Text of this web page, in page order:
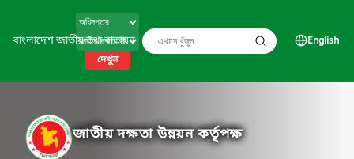
বাংলাদেশ জাতীয় তথ্য বাতায়ন
দেখুন
English
জাতীয় দক্ষতা উন্নয়ন কর্তৃপক্ষ